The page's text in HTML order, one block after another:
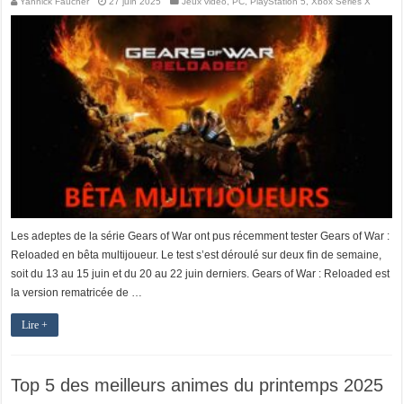
Les adeptes de la série Gears of War ont pus récemment tester Gears of War :
Reloaded en bêta multijoueur. Le test s’est déroulé sur deux fin de semaine,
soit du 13 au 15 juin et du 20 au 22 juin derniers. Gears of War : Reloaded est
la version rematricée de …
Lire +
Top 5 des meilleurs animes du printemps 2025